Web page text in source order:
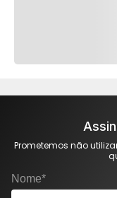
Prometemos não
Nome*